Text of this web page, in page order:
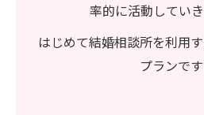
率的に活動していき
はじめて結婚相談所を利用
プランで